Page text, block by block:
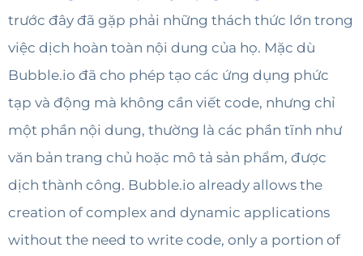
trước đây đã gặp phải những thách thức lớn trong
việc dịch hoàn toàn nội dung của họ. Mặc dù
Bubble.io đã cho phép tạo các ứng dụng phức
tạp và động mà không cần viết code, nhưng chỉ
một phần nội dung, thường là các phần tĩnh như
văn bản trang chủ hoặc mô tả sản phẩm, được
dịch thành công. Bubble.io already allows the
creation of complex and dynamic applications
without the need to write code, only a portion of